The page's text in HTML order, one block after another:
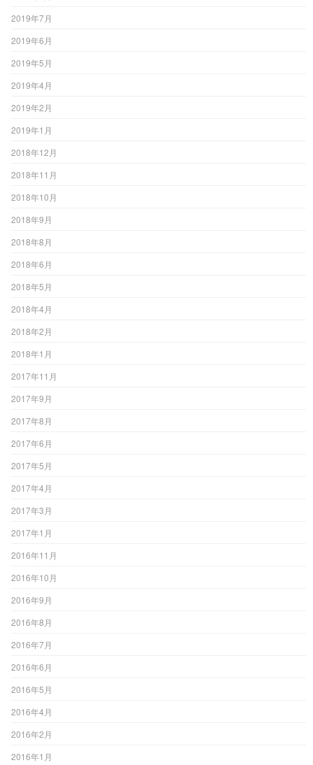
2019年7月
2019年6月
2019年5月
2019年4月
2019年2月
2019年1月
2018年12月
2018年11月
2018年10月
2018年9月
2018年8月
2018年6月
2018年5月
2018年4月
2018年2月
2018年1月
2017年11月
2017年9月
2017年8月
2017年6月
2017年5月
2017年4月
2017年3月
2017年1月
2016年11月
2016年10月
2016年9月
2016年8月
2016年7月
2016年6月
2016年5月
2016年4月
2016年2月
2016年1月